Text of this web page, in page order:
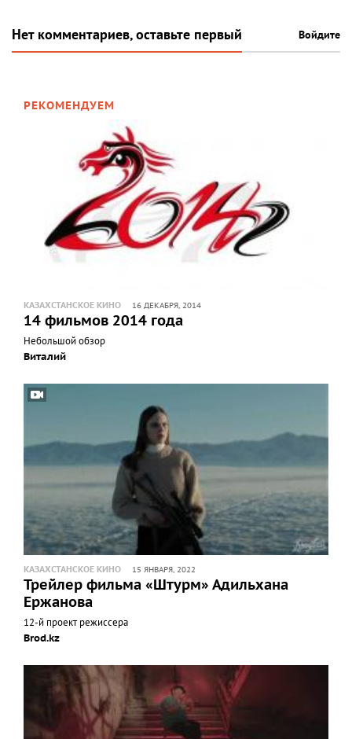
Нет комментариев, оставьте первый Войдите
РЕКОМЕНДУЕМ
КАЗАХСТАНСКОЕ КИНО 16 ДЕКАБРЯ, 2014
14 фильмов 2014 года
Небольшой обзор
Виталий
КАЗАХСТАНСКОЕ КИНО 15 ЯНВАРЯ, 2022
Трейлер фильма «Штурм» Адильхана
Ержанова
12-й проект режиссера
Brod.kz